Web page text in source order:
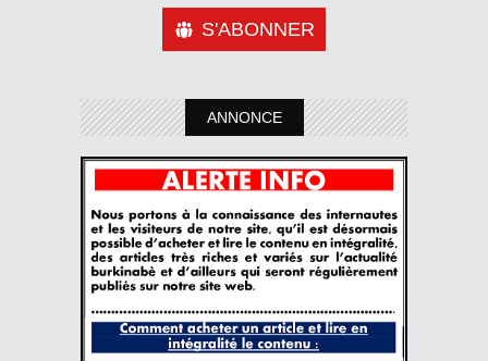
S'ABONNER
ANNONCE